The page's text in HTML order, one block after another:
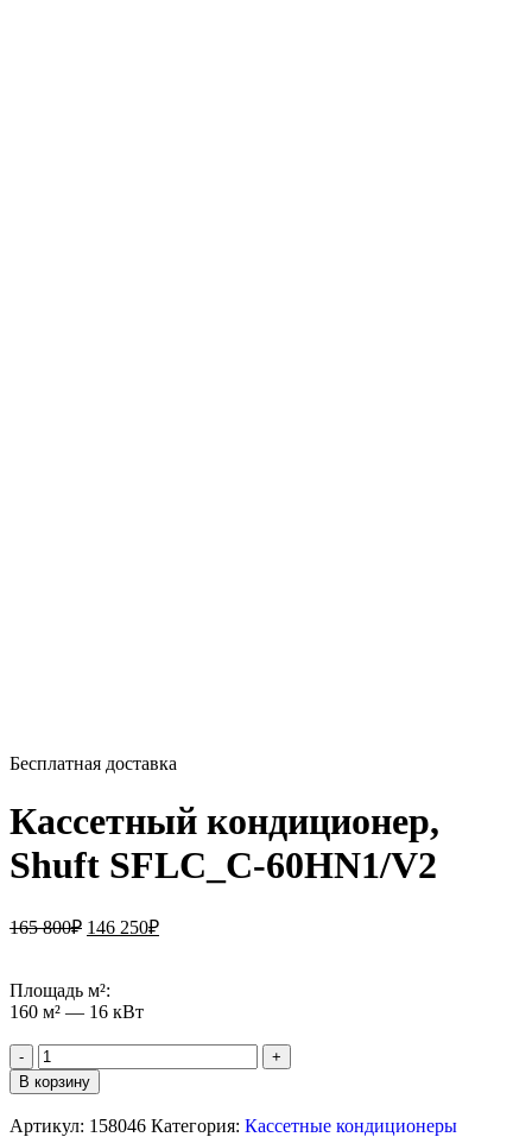
Бесплатная доставка
Кассетный кондиционер,
Shuft SFLC_C-60HN1/V2
165 800₽ 146 250₽
Площадь м²:
160 м² — 16 кВт
В корзину
Артикул: 158046 Категория: Кассетные кондиционеры